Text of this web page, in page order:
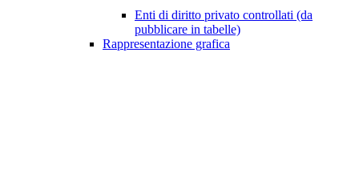
Enti di diritto privato controllati (da
pubblicare in tabelle)
Rappresentazione grafica